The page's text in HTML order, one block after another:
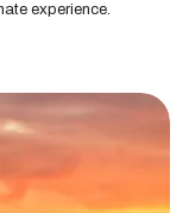
experience.